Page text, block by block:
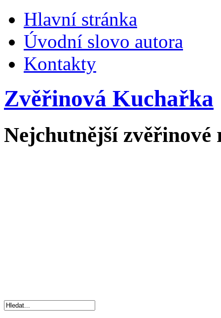
Hlavní stránka
Úvodní slovo autora
Kontakty
Zvěřinová Kuchařka
Nejchutnější zvěřinové